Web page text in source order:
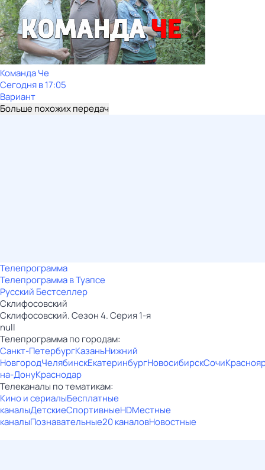
Команда Че
Сегодня в 17:05
Вариант
Больше похожих передач
Телепрограмма
Телепрограмма в Туапсе
Русский Бестселлер
Склифосовский
Склифосовский. Сезон 4. Серия 1-я
null
Телепрограмма по городам:
Санкт-ПетербургКазаньНижний
НовгородЧелябинскЕкатеринбургНовосибирскСочи
на-ДонуКраснодар
Телеканалы по тематикам:
Кино и сериалыБесплатные
каналыДетскиеСпортивныеHDМестные
каналыПознавательные20 каналовНовостные